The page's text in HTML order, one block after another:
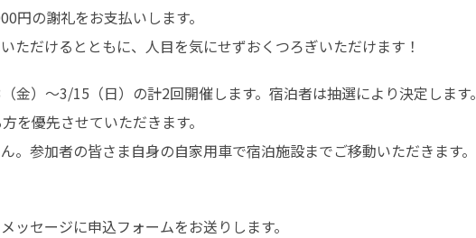
円の謝礼をお支払いします。
だけるとともに、人目を気にせずおくつろぎいただけます！
）～3/15（日）の計2回開催します。宿泊者は抽選により決定します。
を優先させていただきます。
参加者の皆さま自身の自家用車で宿泊施設までご移動いただきます。
ッセージに申込フォームをお送りします。